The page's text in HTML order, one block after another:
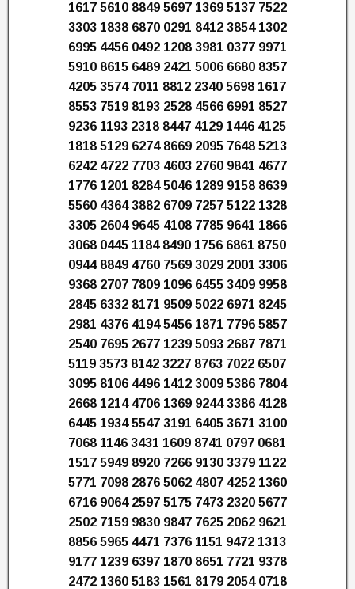
1617 5610 8849 5697 1369 5137 7522
3303 1838 6870 0291 8412 3854 1302
6995 4456 0492 1208 3981 0377 9971
5910 8615 6489 2421 5006 6680 8357
4205 3574 7011 8812 2340 5698 1617
8553 7519 8193 2528 4566 6991 8527
9236 1193 2318 8447 4129 1446 4125
1818 5129 6274 8669 2095 7648 5213
6242 4722 7703 4603 2760 9841 4677
1776 1201 8284 5046 1289 9158 8639
5560 4364 3882 6709 7257 5122 1328
3305 2604 9645 4108 7785 9641 1866
3068 0445 1184 8490 1756 6861 8750
0944 8849 4760 7569 3029 2001 3306
9368 2707 7809 1096 6455 3409 9958
2845 6332 8171 9509 5022 6971 8245
2981 4376 4194 5456 1871 7796 5857
2540 7695 2677 1239 5093 2687 7871
5119 3573 8142 3227 8763 7022 6507
3095 8106 4496 1412 3009 5386 7804
2668 1214 4706 1369 9244 3386 4128
6445 1934 5547 3191 6405 3671 3100
7068 1146 3431 1609 8741 0797 0681
1517 5949 8920 7266 9130 3379 1122
5771 7098 2876 5062 4807 4252 1360
6716 9064 2597 5175 7473 2320 5677
2502 7159 9830 9847 7625 2062 9621
8856 5965 4471 7376 1151 9472 1313
9177 1239 6397 1870 8651 7721 9378
2472 1360 5183 1561 8179 2054 0718